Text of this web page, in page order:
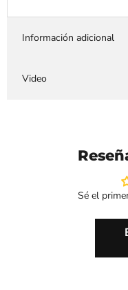
Información adicional
Video
Sé el